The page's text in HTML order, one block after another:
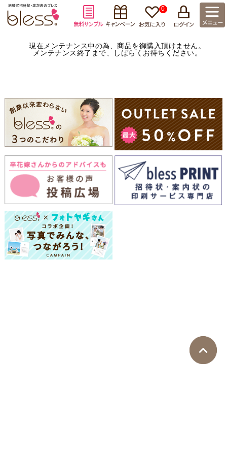
0
現在メンテナンス中の為、商品を御購入頂けません。
メンテナンス終了まで、しばらくお待ちください。